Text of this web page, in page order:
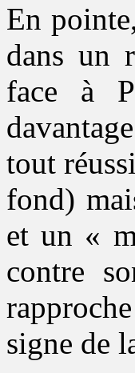
En
dans un
face à
tout
fond)
et un «
contre
signe de